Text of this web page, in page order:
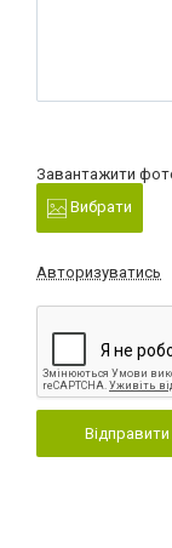
Завантажити
Вибрати
Авторизуватись
Відправити